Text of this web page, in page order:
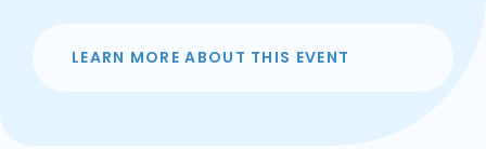
LEARN MORE ABOUT THIS EVENT